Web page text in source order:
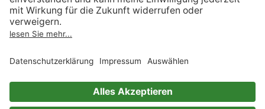
Verträge hier kündigen
Impressum
Immer ein gutes Buch